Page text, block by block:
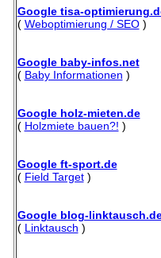
Google tisa-
( Weboptimierung / SEO)
Google baby-infos.net
( Baby Informationen )
Google holz-mieten.de
( Holzmiete bauen?! )
Google ft-sport.de
( Field Target)
Google blog-
( Linktausch )